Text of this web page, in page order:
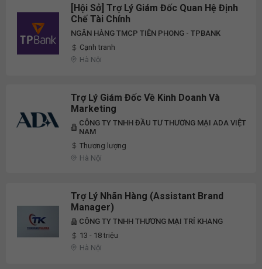
[Hội Sở] Trợ Lý Giám Đốc Quan Hệ Định
Chế Tài Chính
NGÂN HÀNG TMCP TIÊN PHONG - TPBANK
Cạnh tranh
Hà Nội
Trợ Lý Giám Đốc Về Kinh Doanh Và
Marketing
CÔNG TY TNHH ĐẦU TƯ THƯƠNG MẠI ADA VIỆT
NAM
Thương lượng
Hà Nội
Trợ Lý Nhãn Hàng (Assistant Brand
Manager)
CÔNG TY TNHH THƯƠNG MẠI TRÍ KHANG
13 - 18 triệu
Hà Nội